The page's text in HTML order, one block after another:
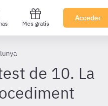
Mes gratis
Acceder
de 10. La